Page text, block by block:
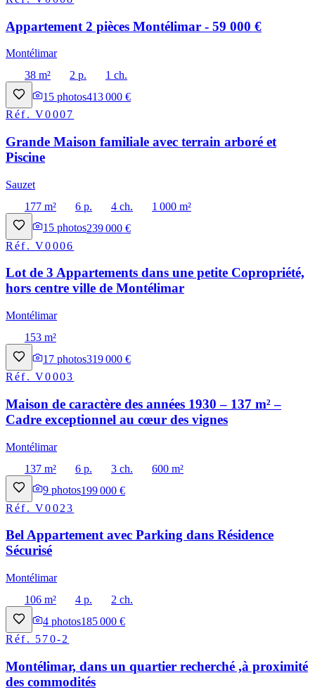
Appartement 2 pièces Montélimar - 59 000 €
Montélimar
38 m²
2 p.
1 ch.
15 photos413 000 €
Réf.V0007
Grande Maison familiale avec terrain arboré et
Piscine
Sauzet
177 m²
6 p. 4 ch.
1 000 m²
15 photos239 000 €
Réf.V0006
Lot de 3 Appartements dans une petite Copropriété,
hors centre ville de Montélimar
Montélimar
153 m²
17 photos319 000 €
Réf.V0003
Maison de caractère des années 1930 – 137 m² –
Cadre exceptionnel au cœur des vignes
Montélimar
137 m²
6 p. 3 ch.
600 m²
9 photos199 000 €
Réf.V0023
Bel Appartement avec Parking dans Résidence
Sécurisé
Montélimar
106 m²
4 p.
2 ch.
4 photos185 000 €
Réf. 570-2
Montélimar, dans un quartier recherché ,à proximité
des commodités